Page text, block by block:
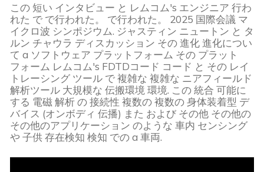
この 短い インタビュー と レムコム's エンジニア 行わ
れた で で行われた。 で行われた。 2025 国際会議 マ
イクロ波 シンポジウム. ジャスティン ニュートン と タ
ルン チャウラ ディスカッション その進化進化につい
て a ソフトウェア プラットフォーム その プラット
フォーム レムコム's FDTDコード コード と その レイ
トレーシング ツール で複雑な 複雑な ニアフィールド
解析ツール 大規模な 伝搬環境 環境. この統合 可能に
する 電磁解析の接続性 複数の複数の身体装着型 デ
バイス (オンボディ 伝播) また および その他 その他の
その他のアプリケーション のような 車内 センシング
や 子供存在検知 検知 でのa車両.